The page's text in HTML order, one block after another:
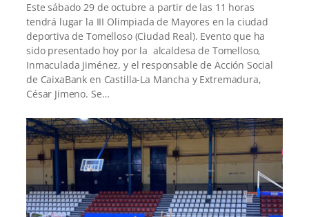
Este sábado 29 de octubre a partir de las 11 horas
tendrá lugar la III Olimpiada de Mayores en la ciudad
deportiva de Tomelloso (Ciudad Real). Evento que ha
sido presentado hoy por la alcaldesa de Tomelloso,
Inmaculada Jiménez, y el responsable de Acción Social
de CaixaBank en Castilla-La Mancha y Extremadura,
César Jimeno. Se…